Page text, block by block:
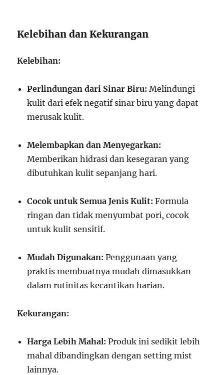
Kelebihan dan Kekurangan
Kelebihan:
Perlindungan dari Sinar Biru: Melindungi
kulit dari efek negatif sinar biru yang dapat
merusak kulit.
Melembapkan dan Menyegarkan:
Memberikan hidrasi dan kesegaran yang
dibutuhkan kulit sepanjang hari.
Cocok untuk Semua Jenis Kulit: Formula
ringan dan tidak menyumbat pori, cocok
untuk kulit sensitif.
Mudah Digunakan: Penggunaan yang
praktis membuatnya mudah dimasukkan
dalam rutinitas kecantikan harian.
Kekurangan:
Harga Lebih Mahal: Produk ini sedikit lebih
mahal dibandingkan dengan setting mist
lainnya.